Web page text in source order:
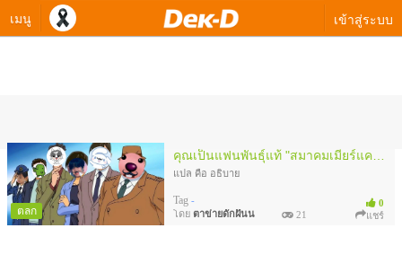
เมนู เข้าสู่ระบบ
ตลก
0
แปล คือ อธิบาย
Tag -
โดย ตาข่ายดักฝันน 21 แชร์